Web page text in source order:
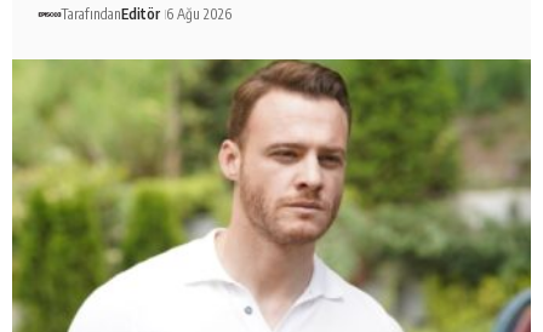
TarafındanEditör 6 Ağu 2026